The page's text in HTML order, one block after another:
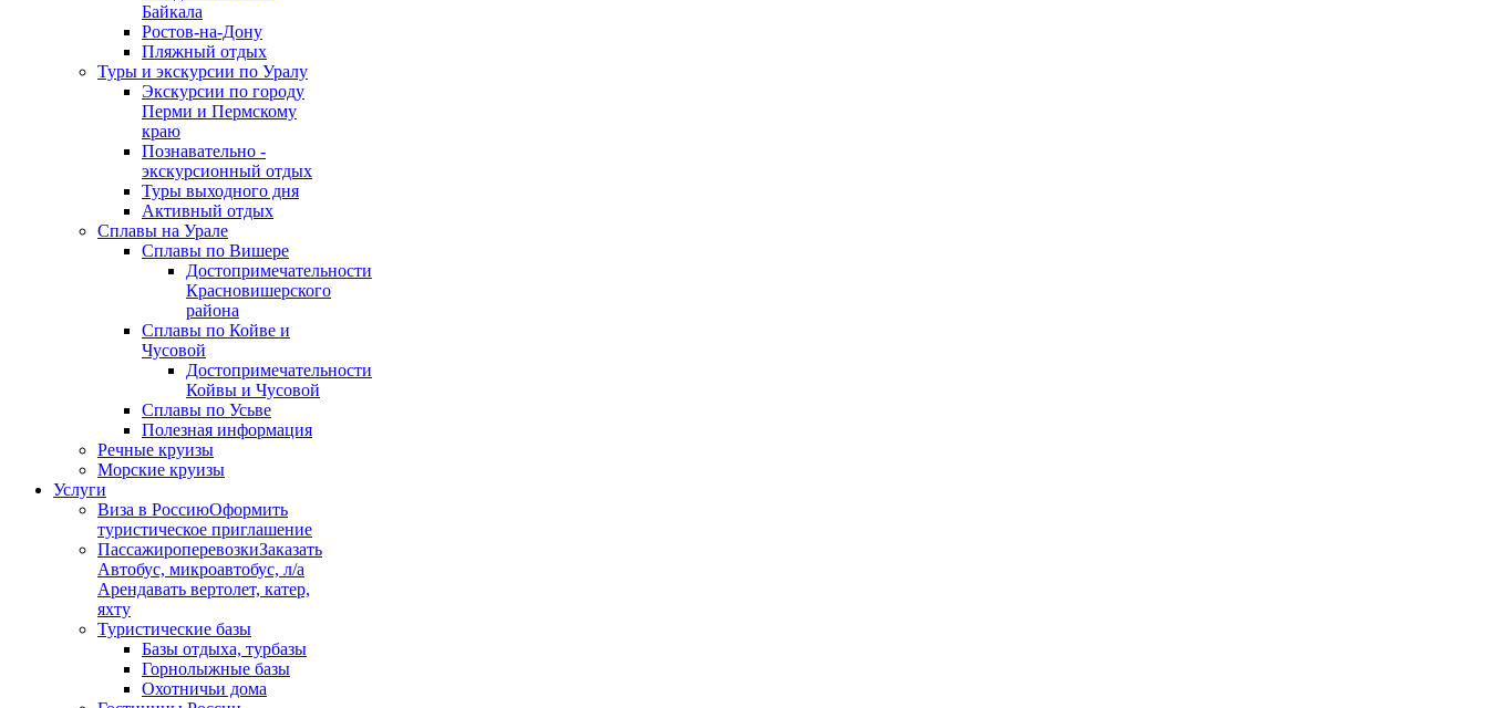
Байкала
Ростов-на-Дону
Пляжный отдых
Туры и экскурсии по Уралу
Экскурсии по городу
Перми и Пермскому
краю
Познавательно -
экскурсионный отдых
Туры выходного дня
Активный отдых
Сплавы на Урале
Сплавы по Вишере
Достопримечательности
Красновишерского
района
Сплавы по Койве и
Чусовой
Достопримечательности
Койвы и Чусовой
Сплавы по Усьве
Полезная информация
Речные круизы
Морские круизы
Услуги
Виза в РоссиюОформить
туристическое приглашение
ПассажироперевозкиЗаказать
Автобус, микроавтобус, л/а
Арендавать вертолет, катер,
яхту
Туристические базы
Базы отдыха, турбазы
Горнолыжные базы
Охотничьи дома